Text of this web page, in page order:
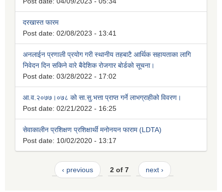
दरखास्त फारम
Post date: 02/08/2023 - 13:41
अनलाईन प्रणाली प्रयोग गरी स्थानीय तहबाटै आर्थिक सहायताका लागि
निवेदन दिन सकिने वारे बैदेशिक रोजगार बोर्डको सूचना।
Post date: 03/28/2022 - 17:02
आ.व.२०७७।०७८ को सा.सु.भत्ता प्राप्त गर्ने लाभग्राहीको विवरण।
Post date: 02/21/2022 - 16:25
सेवाकालीन प्रशिक्षण प्रशिक्षार्थी मनोनयन फाराम (LDTA)
Post date: 10/02/2020 - 13:17
‹ previous 2 of 7 next ›